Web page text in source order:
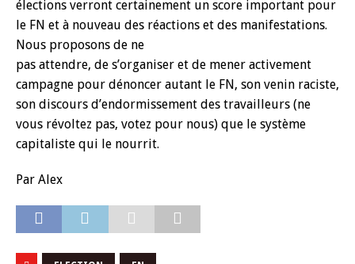
élections verront certainement un score important pour
le FN et à nouveau des réactions et des manifestations.
Nous proposons de ne
pas attendre, de s’organiser et de mener activement
campagne pour dénoncer autant le FN, son venin raciste,
son discours d’endormissement des travailleurs (ne
vous révoltez pas, votez pour nous) que le système
capitaliste qui le nourrit.
Par Alex